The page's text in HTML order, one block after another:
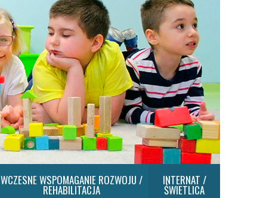
WCZESNE WSPOMAGANIE ROZWOJU /
REHABILITACJA
INTERNAT /
ŚWIETLICA